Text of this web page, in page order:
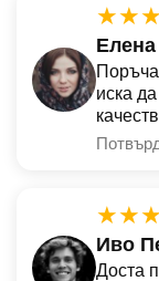
Елена
иска
Иво
Доста